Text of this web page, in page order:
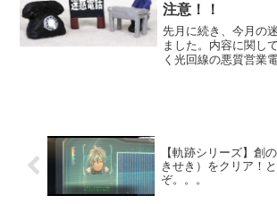
注意！！
先月に続き、今月の
ました。内容に関し
く光回線の悪質営業
【軌跡シリーズ】創
きせき）をクリア！
ぞ。。。